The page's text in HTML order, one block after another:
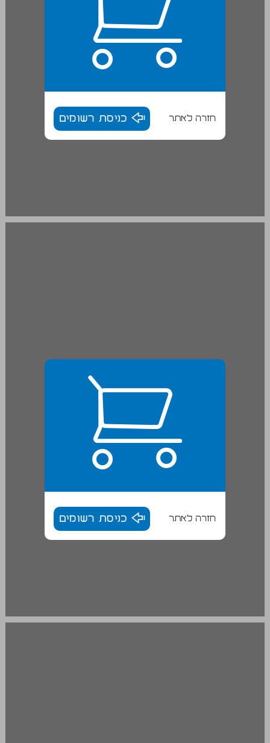
חזרה לאתר כניסת רשומים
חזרה לאתר כניסת רשומים